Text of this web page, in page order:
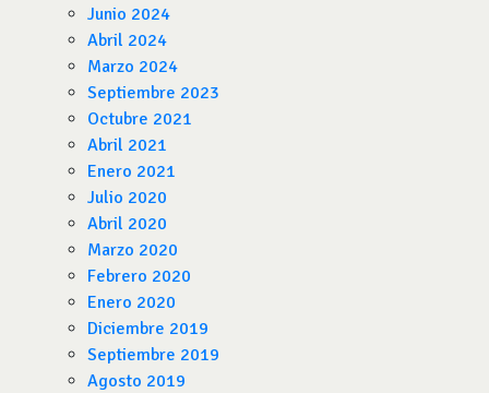
Junio 2024
Abril 2024
Marzo 2024
Septiembre 2023
Octubre 2021
Abril 2021
Enero 2021
Julio 2020
Abril 2020
Marzo 2020
Febrero 2020
Enero 2020
Diciembre 2019
Septiembre 2019
Agosto 2019